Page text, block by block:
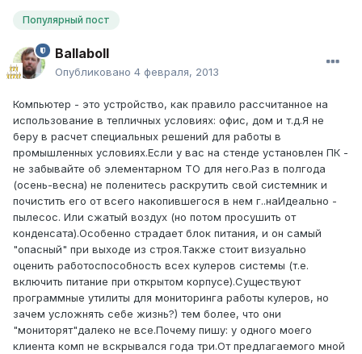
Популярный пост
Ballaboll
Опубликовано 4 февраля, 2013
Компьютер - это устройство, как правило рассчитанное на
использование в тепличных условиях: офис, дом и т.д.Я не
беру в расчет специальных решений для работы в
промышленных условиях.Если у вас на стенде установлен ПК -
не забывайте об элементарном ТО для него.Раз в полгода
(осень-весна) не поленитесь раскрутить свой системник и
почистить его от всего накопившегося в нем г..наИдеально -
пылесос. Или сжатый воздух (но потом просушить от
конденсата).Особенно страдает блок питания, и он самый
"опасный" при выходе из строя.Также стоит визуально
оценить работоспособность всех кулеров системы (т.е.
включить питание при открытом корпусе).Существуют
программные утилиты для мониторинга работы кулеров, но
зачем усложнять себе жизнь?) тем более, что они
"мониторят"далеко не все.Почему пишу: у одного моего
клиента комп не вскрывался года три.От предлагаемого мной